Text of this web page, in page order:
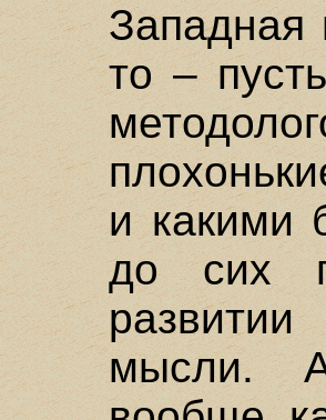
Западная
то –
и какими
до сих
мысли. А